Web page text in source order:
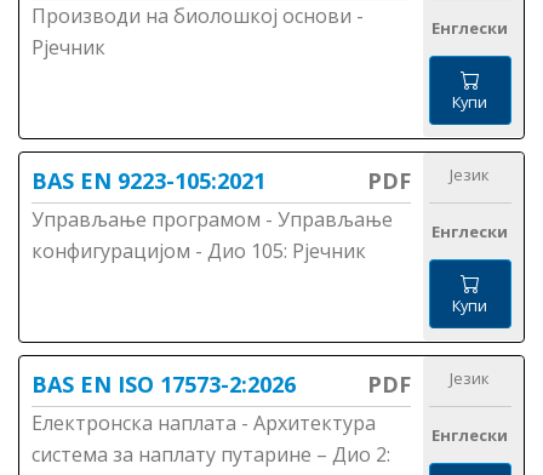
Производи на биолошкој основи -
Рјечник
Енглески
Купи
BAS EN 9223-105:2021 PDF
Управљање програмом - Управљање
конфигурацијом - Дио 105: Рјечник
Језик
Енглески
Купи
BAS EN ISO 17573-2:2026 PDF
Електронска наплата - Архитектура
система за наплату путарине – Дио 2:
Језик
Енглески